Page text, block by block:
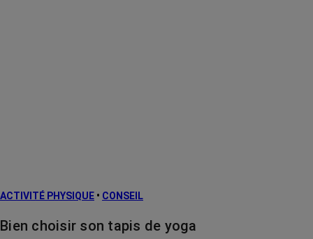
ACTIVITÉ PHYSIQUE • CONSEIL
Bien choisir son tapis de yoga